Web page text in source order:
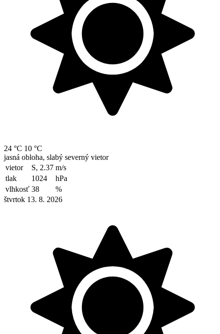
24 °C 10 °C
jasná obloha, slabý severný vietor
vietor
S, 2.37 m/s
tlak
1024
hPa
vlhkosť 38
%
štvrtok 13. 8. 2026